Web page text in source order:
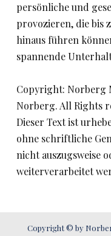
persönliche und
provozieren, die bis
hinaus führen
spannende
Copyright: Norberg
Norberg. All Rights
Dieser Text ist
ohne schriftliche
nicht auszugsweise
weiterverarbeitet
Copyright © by